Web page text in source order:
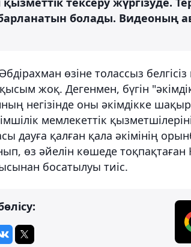
болады. Видеоның
өзіне толассыз
жоқ. Дегенмен, бүгін
негізінде оны әкімдікке
мемлекеттік
дауға қалған қала әкімінің
өз әйелін көшеде
босатылуы тиіс.